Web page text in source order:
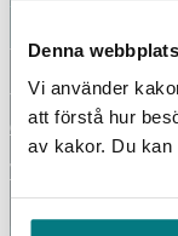
Denna
Vi använder
att förstå hur
av kakor. Du kan
Vattenbokhandeln
Vi behandlar dina
dataskyddspolicy.